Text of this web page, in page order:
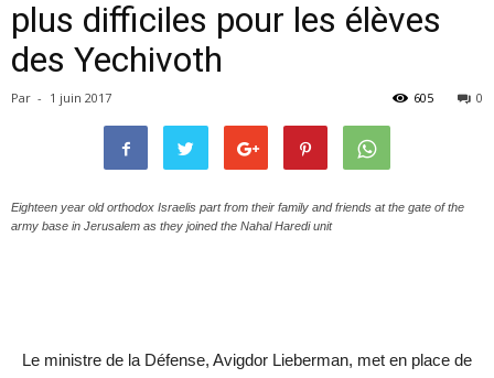
plus difficiles pour les élèves
des Yechivoth
Par - 1 juin 2017 0
605
Eighteen year old orthodox Israelis part from their family and friends at the gate of the
army base in Jerusalem as they joined the Nahal Haredi unit
Le ministre de la Défense, Avigdor Lieberman, met en place de